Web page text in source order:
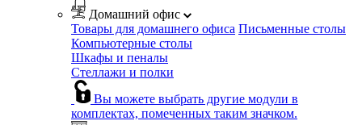
Домашний офис
Товары для домашнего офиса Письменные столы
Компьютерные столы
Шкафы и пеналы
Стеллажи и полки
Вы можете выбрать другие модули в
комплектах, помеченных таким значком.